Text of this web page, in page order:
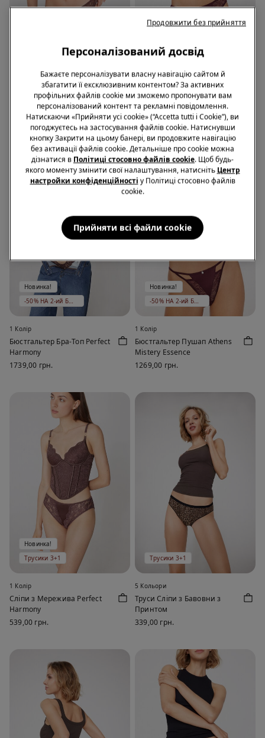
Бразиліано Perfect Harmony
539,00 грн.
Трусики 3+1
2 Кольори
Бразиліано Mistery Essence
469,00 грн.
Новинка!
-50% НА 2-ий БЮСТГАЛЬТЕР
1 Колір
Бюстгальтер Бра-Топ Perfect
Harmony
1739,00 грн.
Новинка!
-50% НА 2-ий БЮСТГАЛЬТЕР
1 Колір
Бюстгальтер Пушап Athens
Mistery Essence
1269,00 грн.
Новинка!
Трусики 3+1
1 Колір
Сліпи з Мережива Perfect
Harmony
539,00 грн.
Трусики 3+1
5 Кольори
Труси Сліпи з Бавовни з
Принтом
339,00 грн.
Персоналізований досвід
Бажаєте персоналізувати власну навігацію сайтом й
збагатити її ексклюзивним контентом? За активних
профільних файлів cookie ми зможемо пропонувати вам
персоналізований контент та рекламні повідомлення.
Натискаючи «Прийняти усі cookie» (“Accetta tutti i Cookie”), ви
погоджуєтесь на застосування файлів cookie. Натиснувши
кнопку Закрити на цьому банері, ви продовжите навігацію
без активації файлів cookie. Детальніше про cookie можна
дізнатися в Політиці стосовно файлів cookie. Щоб будь-
якого моменту змінити свої налаштування, натисніть Центр
настройки конфіденційності у Політиці стосовно файлів
cookie.
Прийняти всі файли сookie
Продовжити без прийняття